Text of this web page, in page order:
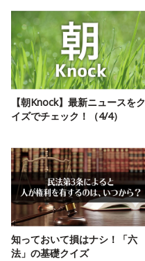
【朝Knock】最新ニュースをク
イズでチェック！（4/4）
知っておいて損はナシ！「六
法」の基礎クイズ